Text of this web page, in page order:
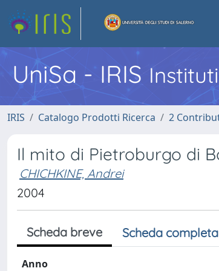
UniSa - IRIS
IRIS Catalogo Prodotti Ricerca 2
Il mito di Pietroburgo di
CHICHKINE, Andrei
2004
Scheda breve Scheda completa
Anno